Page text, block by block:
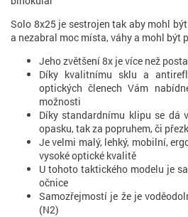
Solo 8x25 je sestrojen tak aby mohl
a nezabral moc místa, váhy a mohl být
Jeho zvětšení 8x je více než
Díky kvalitnímu sklu a
optických členech Vám
možnosti
Díky standardnímu klipu se dá
opasku, tak za popruhem, či
Je velmi malý, lehký, mobilní,
vysoké optické kvalitě
U tohoto taktického modelu je
očnice
Samozřejmostí je že je
(N2)